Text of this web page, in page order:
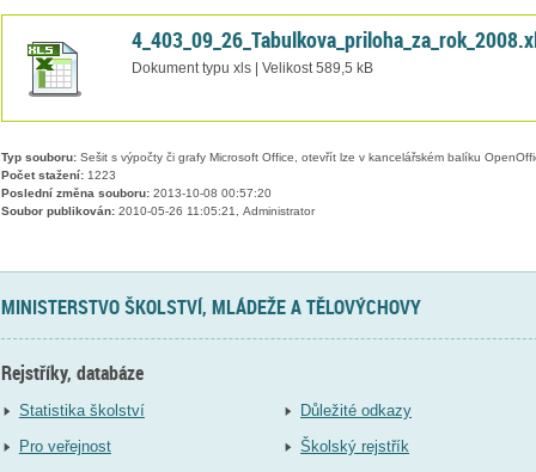
Dokument typu xls | Velikost 589,5 kB
Typ souboru:Sešit s výpočty či grafy Microsoft Office, otevřít lze v kancelářském balíku
Počet stažení:1223
Poslední změna souboru:2013-10-08 00:57:20
Soubor publikován:2010-05-26 11:05:21, Administrator
MINISTERSTVO ŠKOLSTVÍ, MLÁDEŽE A TĚLOVÝCHOVY
Rejstříky, databáze
Statistika školství
Pro veřejnost
Důležité odkazy
Školský rejstřík